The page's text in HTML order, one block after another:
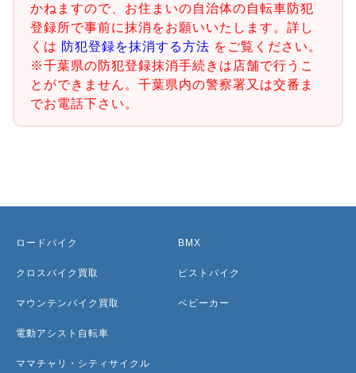
かねますので、お住まいの自治体の自転車防犯
登録所で事前に抹消をお願いいたします。詳し
くは 防犯登録を抹消する方法 をご覧ください。
※千葉県の防犯登録抹消手続きは店舗で行うこ
とができません。千葉県内の警察署又は交番ま
でお電話下さい。
ロードバイク
クロスバイク買取
マウンテンバイク買取
電動アシスト自転車
ママチャリ・シティサイクル
BMX
ピストバイク
ベビーカー